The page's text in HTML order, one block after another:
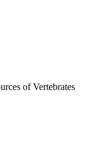
of Vertebrates